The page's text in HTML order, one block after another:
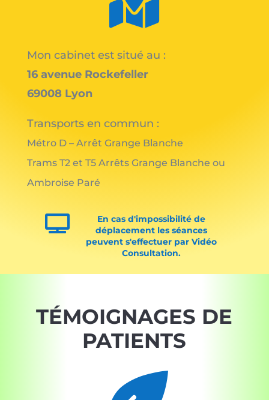
Mon cabinet est situé au :
16 avenue Rockefeller
69008 Lyon
Transports en commun :
Métro D – Arrêt Grange Blanche
Trams T2 et T5 Arrêts Grange Blanche ou
Ambroise Paré

En cas d'impossibilité de
déplacement les séances
peuvent s'effectuer par Vidéo
Consultation.
TÉMOIGNAGES DE
PATIENTS